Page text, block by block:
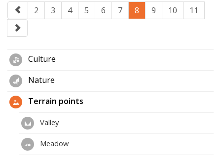
2 3 4 5 6 7 8 9 10 11
Culture
Nature
Terrain points
Valley
Meadow